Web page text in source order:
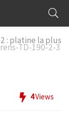
: platine la plus
TD-190-2-3
4Views